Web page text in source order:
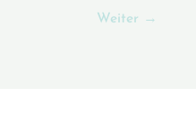
Weiter →